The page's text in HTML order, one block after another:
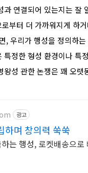
연결되어 있는지는 잘
부터 더 가까워지게 하
, 우리가 행성을 정의하
정한 형성 환경이나 특
성 관한 논쟁은 꽤 오랫
광고
하며 창의력 쑥쑥
는 행성, 로켓배송으